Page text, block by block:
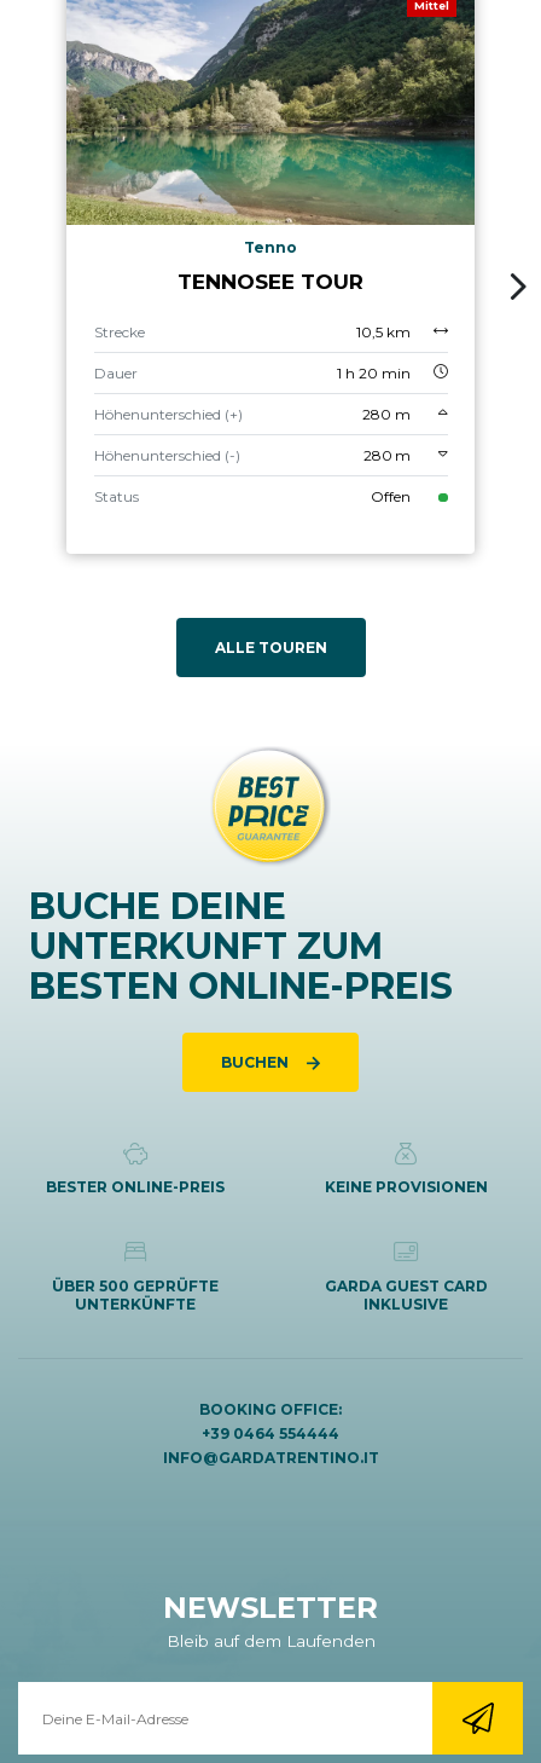
Mittel
Tenno
TENNOSEE TOUR
Strecke 10,5 km
Dauer 1 h 20 min
Höhenunterschied (+) 280 m
Höhenunterschied (-) 280 m
Status Offen
ALLE TOUREN
BUCHE DEINE
UNTERKUNFT ZUM
BESTEN ONLINE-PREIS
BUCHEN
BESTER ONLINE-PREIS KEINE PROVISIONEN
ÜBER 500 GEPRÜFTE
UNTERKÜNFTE
GARDA GUEST CARD
INKLUSIVE
BOOKING OFFICE:
+39 0464 554444
INFO@GARDATRENTINO.IT
NEWSLETTER
Bleib auf dem Laufenden